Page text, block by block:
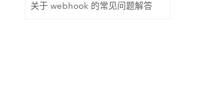
关于 webhook 的常见问题解答